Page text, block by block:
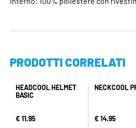
PRODOTTI CORRELATI
HEADCOOL HELMET
BASIC
€ 11,95
NECKCOOL
€ 14,95